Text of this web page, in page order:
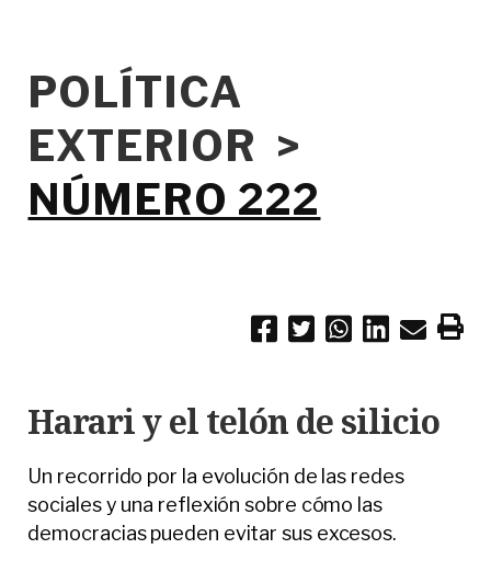
POLÍTICA
EXTERIOR >
NÚMERO 222
Harari y el telón de silicio
Un recorrido por la evolución de las redes
sociales y una reflexión sobre cómo las
democracias pueden evitar sus excesos.